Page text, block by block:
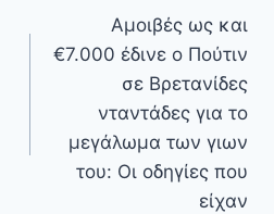
Αμοιβές ως και
€7.000 έδινε ο Πούτιν
σε Βρετανίδες
νταντάδες για το
μεγάλωμα των γιων
του: Οι οδηγίες που
είχαν